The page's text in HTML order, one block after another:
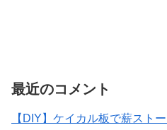
最近のコメント
【DIY】ケイカル板で薪スト